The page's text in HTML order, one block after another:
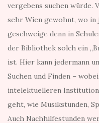
vergebens suchen würde.
sehr Wien gewohnt, wo in
geschweige denn in
der Bibliothek solch ein
ist. Hier kann jedermann
Suchen und Finden –
intelektuelleren
geht, wie Musikstunden,
Auch Nachhilfestunden